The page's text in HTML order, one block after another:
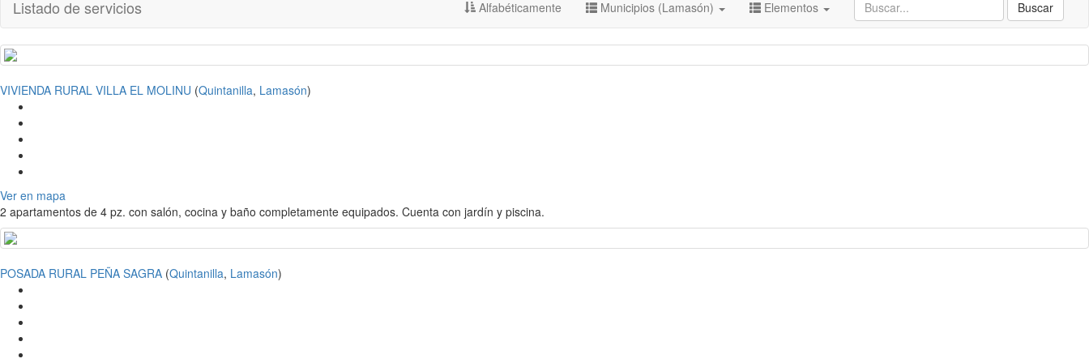
Listado de servicios Buscar
Alfabéticamente Municipios (Lamasón) Elementos
VIVIENDA RURAL VILLA EL MOLINU (Quintanilla, Lamasón)
Ver en mapa
2 apartamentos de 4 pz. con salón, cocina y baño completamente equipados. Cuenta con jardín y piscina.
POSADA RURAL PEÑA SAGRA (Quintanilla, Lamasón)